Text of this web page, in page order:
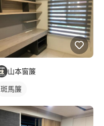
山本窗簾
斑馬簾